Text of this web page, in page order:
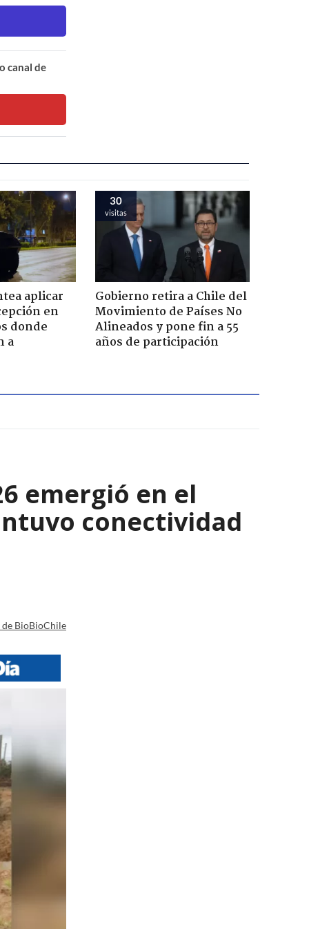
canal de
aplicar
en
donde
a
30
visitas
Gobierno retira a Chile del
Movimiento de Países No
Alineados y pone fin a 55
años de participación
emergió en el
conectividad
BioBioChile